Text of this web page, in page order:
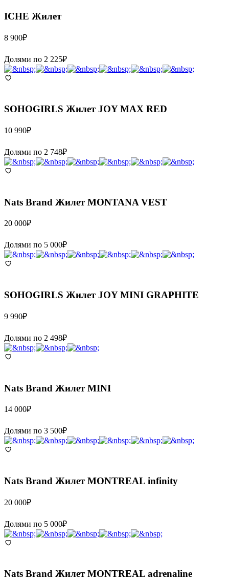
ICHE Жилет
8 900₽
Долями по 2 225₽
SOHOGIRLS Жилет JOY MAX RED
10 990₽
Долями по 2 748₽
Nats Brand Жилет MONTANA VEST
20 000₽
Долями по 5 000₽
SOHOGIRLS Жилет JOY MINI GRAPHITE
9 990₽
Долями по 2 498₽
Nats Brand Жилет MINI
14 000₽
Долями по 3 500₽
Nats Brand Жилет MONTREAL infinity
20 000₽
Долями по 5 000₽
Nats Brand Жилет MONTREAL adrenaline